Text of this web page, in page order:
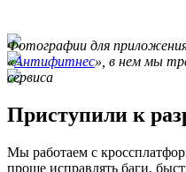
Фотографии для
«Антифитнес», в нем мы
сервиса
Приступили к
Мы работаем с
проще исправлять баги,